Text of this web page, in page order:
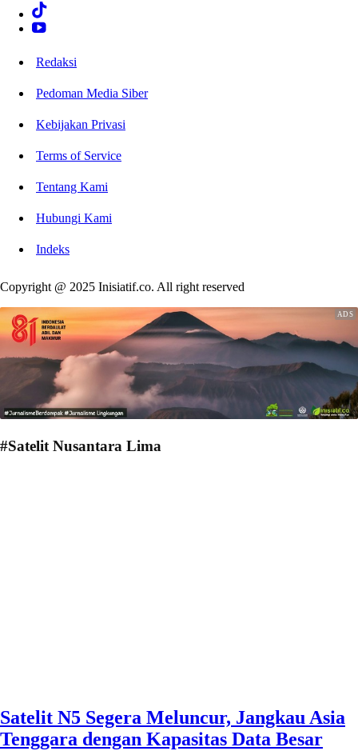
Redaksi
Pedoman Media Siber
Kebijakan Privasi
Terms of Service
Tentang Kami
Hubungi Kami
Indeks
Copyright @ 2025 Inisiatif.co. All right reserved
#Satelit Nusantara Lima
Satelit N5 Segera Meluncur, Jangkau Asia
Tenggara dengan Kapasitas Data Besar